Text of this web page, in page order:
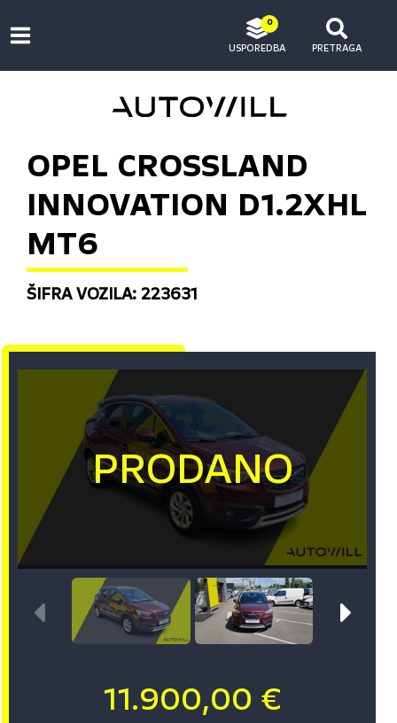
0
USPOREDBA PRETRAGA
OPEL CROSSLAND
INNOVATION D1.2XHL
MT6
ŠIFRA VOZILA: 223631
11.900,00 €